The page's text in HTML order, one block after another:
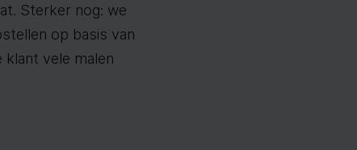
Sterker nog: we
op basis van
vele malen